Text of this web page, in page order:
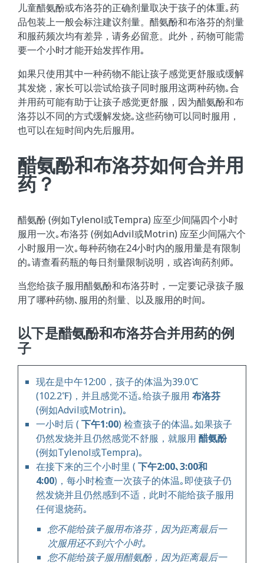
儿童醋氨酚或布洛芬的正确剂量取决于孩子的体重｡药
品包装上一般会标注建议剂量。醋氨酚和布洛芬的剂量
和服药频次均有差异，请务必留意。此外，药物可能需
要一个小时才能开始发挥作用｡
如果只使用其中一种药物不能让孩子感觉更舒服或缓解
其发烧，家长可以尝试给孩子同时服用这两种药物｡合
并用药可能有助于让孩子感觉更舒服，因为醋氨酚和布
洛芬以不同的方式缓解发烧｡这些药物可以同时服用，
也可以在短时间内先后服用｡
醋氨酚和布洛芬如何合并用
药？
醋氨酚 (例如Tylenol或Tempra) 应至少间隔四个小时
服用一次｡布洛芬 (例如Advil或Motrin) 应至少间隔六个
小时服用一次｡每种药物在24小时内的服用量是有限制
的｡请查看药瓶的每日剂量限制说明，或咨询药剂师｡
当您给孩子服用醋氨酚和布洛芬时，一定要记录孩子服
用了哪种药物､服用的剂量、以及服用的时间｡
以下是醋氨酚和布洛芬合并用药的例
子
现在是中午12:00，孩子的体温为39.0℃
(102.2℉)，并且感觉不适｡给孩子服用 布洛芬
(例如Advil或Motrin)｡
一小时后 (下午1:00) 检查孩子的体温｡如果孩子
仍然发烧并且仍然感觉不舒服，就服用 醋氨酚
(例如Tylenol或Tempra)｡
在接下来的三个小时里 (下午2:00､3:00和
4:00)，每小时检查一次孩子的体温｡即使孩子仍
然发烧并且仍然感到不适，此时不能给孩子服用
任何退烧药｡
您不能给孩子服用布洛芬，因为距离最后一
次服用还不到六个小时｡
您不能给孩子服用醋氨酚，因为距离最后一